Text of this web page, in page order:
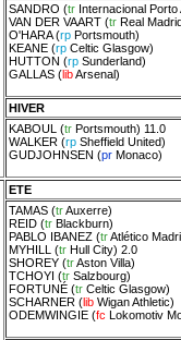
SANDRO (tr Internacional Porto
VAN DER VAART(tr Real
O'HARA(rp Portsmouth)
KEANE(rp Celtic Glasgow)
HUTTON (rp Sunderland)
GALLAS(libArsenal)
HIVER
KABOUL (tr Portsmouth) 11.0
WALKER(rp Sheffield United)
GUDJOHNSEN (pr Monaco)
ETE
TAMAS(trAuxerre)
REID(tr Blackburn)
PABLO IBANEZ(trAtlético
MYHILL (tr Hull City) 2.0
SHOREY(trAston Villa)
TCHOYI (tr Salzbourg)
FORTUNÉ(tr Celtic Glasgow)
SCHARNER(lib Wigan Athletic)
ODEMWINGIE(fc Lokomotiv